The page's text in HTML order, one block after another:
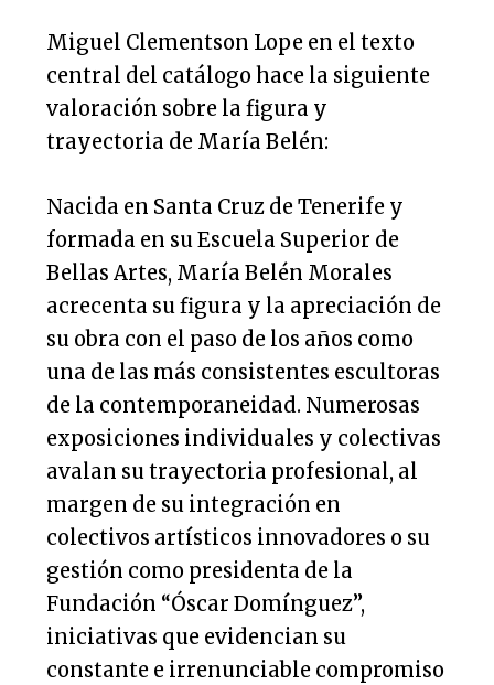
Miguel Clementson Lope en el texto
central del catálogo hace la siguiente
valoración sobre la figura y
trayectoria de María Belén:
Nacida en Santa Cruz de Tenerife y
formada en su Escuela Superior de
Bellas Artes, María Belén Morales
acrecenta su figura y la apreciación de
su obra con el paso de los años como
una de las más consistentes escultoras
de la contemporaneidad. Numerosas
exposiciones individuales y colectivas
avalan su trayectoria profesional, al
margen de su integración en
colectivos artísticos innovadores o su
gestión como presidenta de la
Fundación “Óscar Domínguez”,
iniciativas que evidencian su
constante e irrenunciable compromiso